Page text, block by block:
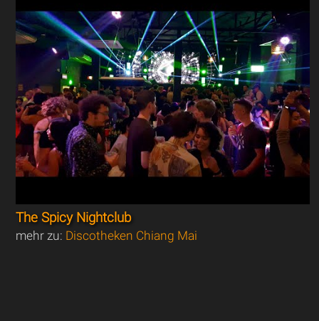
The Spicy Nightclub
mehr zu: Discotheken Chiang Mai